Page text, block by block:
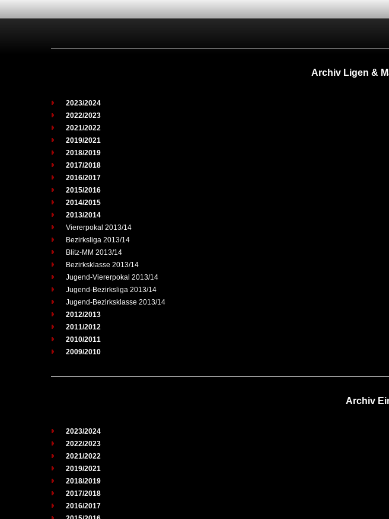
Archiv Ligen &
2023/2024
2022/2023
2021/2022
2019/2021
2018/2019
2017/2018
2016/2017
2015/2016
2014/2015
2013/2014
Viererpokal 2013/14
Bezirksliga 2013/14
Blitz-MM 2013/14
Bezirksklasse 2013/14
Jugend-Viererpokal 2013/14
Jugend-Bezirksliga 2013/14
Jugend-Bezirksklasse 2013/14
2012/2013
2011/2012
2010/2011
2009/2010
Archiv
2023/2024
2022/2023
2021/2022
2019/2021
2018/2019
2017/2018
2016/2017